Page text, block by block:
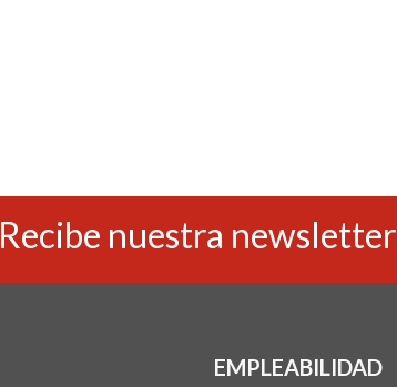
Recibe nuestra newsletter
EMPLEABILIDAD